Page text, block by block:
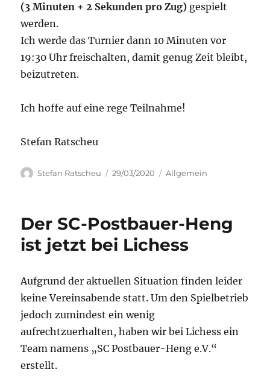
(3 Minuten + 2 Sekunden pro Zug) gespielt
werden.
Ich werde das Turnier dann 10 Minuten vor
19:30 Uhr freischalten, damit genug Zeit bleibt,
beizutreten.
Ich hoffe auf eine rege Teilnahme!
Stefan Ratscheu
Autor
Stefan Ratscheu
Veröffentlicht
29/03/2020 Kategorien
Allgemein
Der SC-Postbauer-Heng
ist jetzt bei Lichess
Aufgrund der aktuellen Situation finden leider
keine Vereinsabende statt. Um den Spielbetrieb
jedoch zumindest ein wenig
aufrechtzuerhalten, haben wir bei Lichess ein
Team namens „SC Postbauer-Heng e.V.“
erstellt.